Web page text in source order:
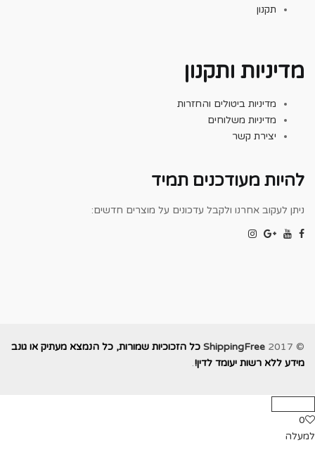
תקנון
מדיניות ותקנון
מדיניות ביטולים והחזרות
מדיניות משלוחים
יצירת קשר
להיות מעודכנים תמיד
ניתן לעקוב אחרנו ולקבל עדכונים על מוצרים חדשים:
© 2017
ShippingFree כל הזכוכיות שמורות, כל הנמצא מעתיק או גונב
מידע ללא רשות יעומד לדין!.
0
למעלה